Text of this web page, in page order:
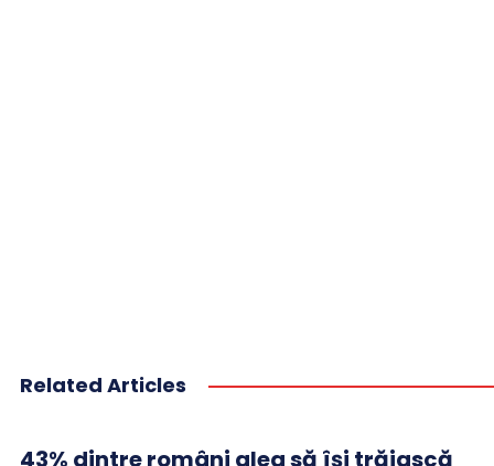
Related Articles
43% dintre români aleg să își trăiască